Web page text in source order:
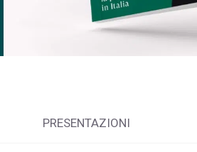
PRESENTAZIONI